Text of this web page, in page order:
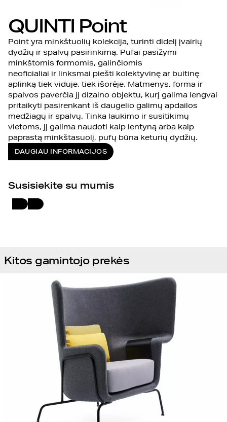
QUINTI Point
Point yra minkštuolių kolekcija, turinti didelį įvairių
dydžių ir spalvų pasirinkimą. Pufai pasižymi
minkštomis formomis, galinčiomis
neoficialiai ir linksmai piešti kolektyvinę ar buitinę
aplinką tiek viduje, tiek išorėje. Matmenys, forma ir
spalvos paverčia jį dizaino objektu, kurį galima lengvai
pritaikyti pasirenkant iš daugelio galimų apdailos
medžiagų ir spalvų. Tinka laukimo ir susitikimų
vietoms, jį galima naudoti kaip lentyną arba kaip
paprastą minkštasuolį, pufų būna keturių dydžių.
DAUGIAU INFORMACIJOS
Susisiekite su mumis
Kitos gamintojo prekės